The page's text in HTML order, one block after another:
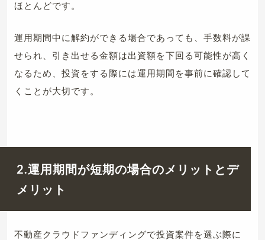
ほとんどです。
運用期間中に解約ができる場合であっても、手数料が課
せられ、引き出せる金額は出資額を下回る可能性が高く
なるため、投資をする際には運用期間を事前に確認して
くことが大切です。
2.運用期間が短期の場合のメリットとデ
メリット
不動産クラウドファンディングで投資案件を選ぶ際に